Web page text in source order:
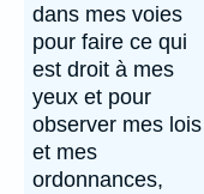
dans mes voies
pour faire ce qui
est droit à mes
yeux et pour
observer mes lois
et mes
ordonnances,